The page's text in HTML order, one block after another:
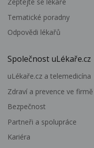
Tematické poradny
Odpovědi lékařů
Společnost uLékaře.cz
uLékaře.cz a telemedicína
Zdraví a prevence ve firmě
Bezpečnost
Partneři a spolupráce
Kariéra